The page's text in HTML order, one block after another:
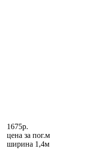
1675р.
цена за пог.м
ширина 1,4м